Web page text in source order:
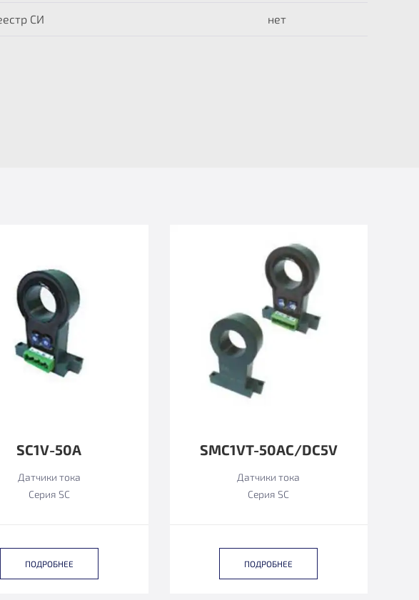
СИ нет
SC1V-50A
Датчики тока
Серия SC
ПОДРОБНЕЕ
SMC1VT-50AC/DC5V
Датчики тока
Серия SC
ПОДРОБНЕЕ